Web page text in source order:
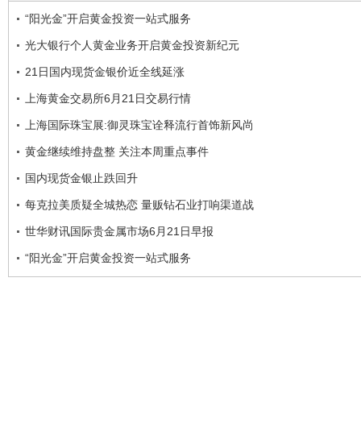
“阳光金”开启黄金投资一站式服务
光大银行个人黄金业务开启黄金投资新纪元
21日国内现货金银价近全线延涨
上海黄金交易所6月21日交易行情
上海国际珠宝展:御灵珠宝诠释流行首饰新风尚
黄金继续维持盘整 关注本周重点事件
国内现货金银止跌回升
每克拉美质疑全城热恋 量贩钻石业打响渠道战
世华财讯国际贵金属市场6月21日早报
“阳光金”开启黄金投资一站式服务